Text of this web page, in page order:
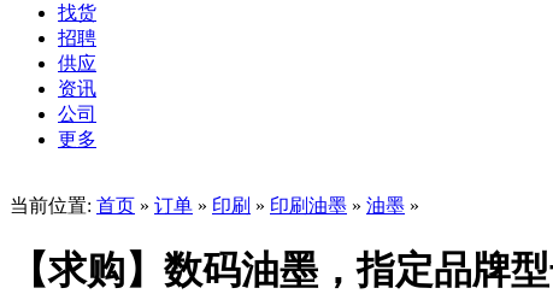
找货
招聘
供应
资讯
公司
更多
当前位置: 首页 » 订单 » 印刷 » 印刷油墨 » 油墨 »
【求购】数码油墨，指定品牌